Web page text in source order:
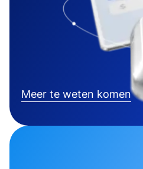
Meer te weten komen